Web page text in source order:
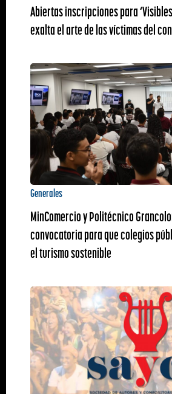
Abiertas inscripciones para
exalta el arte de las víctimas del
Generales
MinComercio y Politécnico
convocatoria para que colegios
el turismo sostenible